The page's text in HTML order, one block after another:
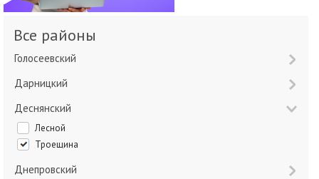
Все районы
Голосеевский
Дарницкий
Деснянский
Лесной
Троещина
Днепровский